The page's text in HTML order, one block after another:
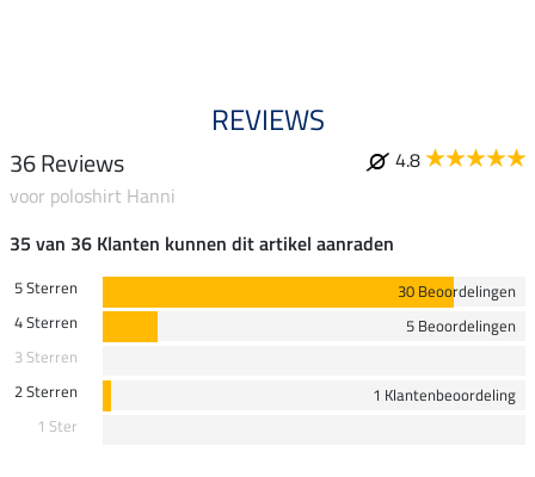
REVIEWS
36 Reviews
4.8
voor poloshirt Hanni
35 van 36 Klanten kunnen dit artikel aanraden
5 Sterren
30 Beoordelingen
4 Sterren
5 Beoordelingen
3 Sterren
2 Sterren
1 Klantenbeoordeling
1 Ster